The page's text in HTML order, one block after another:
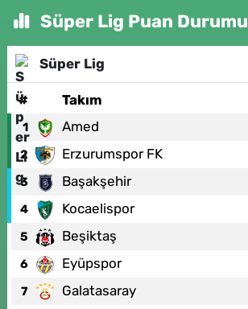
Süper Lig Puan Durumu
Süper Lig
# Takım
1 Amed
2 Erzurumspor FK
3 Başakşehir
4 Kocaelispor
5 Beşiktaş
6 Eyüpspor
7 Galatasaray